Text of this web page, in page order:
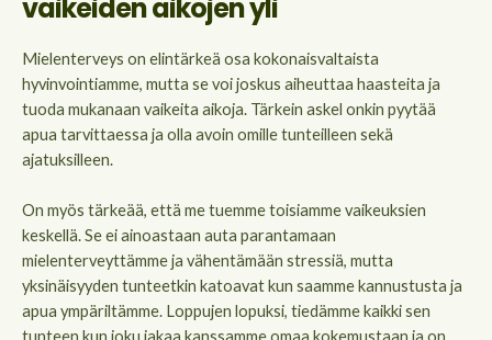
vaikeiden aikojen yli
Mielenterveys on elintärkeä osa kokonaisvaltaista
hyvinvointiamme, mutta se voi joskus aiheuttaa haasteita ja
tuoda mukanaan vaikeita aikoja. Tärkein askel onkin pyytää
apua tarvittaessa ja olla avoin omille tunteilleen sekä
ajatuksilleen.
On myös tärkeää, että me tuemme toisiamme vaikeuksien
keskellä. Se ei ainoastaan auta parantamaan
mielenterveyttämme ja vähentämään stressiä, mutta
yksinäisyyden tunteetkin katoavat kun saamme kannustusta ja
apua ympäriltämme. Loppujen lopuksi, tiedämme kaikki sen
tunteen kun joku jakaa kanssamme omaa kokemustaan ja on